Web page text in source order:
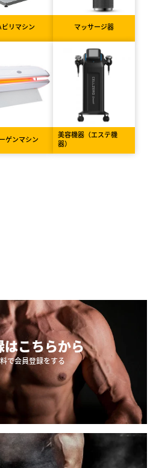
ビリマシン マッサージ器
ゲンマシン
美容機器（エステ機
器）
はこちらから
で会員登録をする